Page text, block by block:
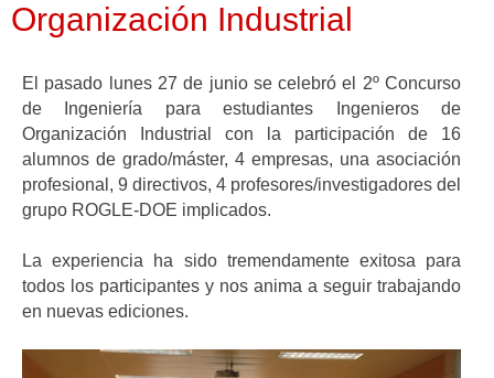
Organización Industrial
El pasado lunes 27 de junio se celebró el 2º Concurso
de Ingeniería para estudiantes Ingenieros de
Organización Industrial con la participación de 16
alumnos de grado/máster, 4 empresas, una asociación
profesional, 9 directivos, 4 profesores/investigadores del
grupo ROGLE-DOE implicados.
La experiencia ha sido tremendamente exitosa para
todos los participantes y nos anima a seguir trabajando
en nuevas ediciones.